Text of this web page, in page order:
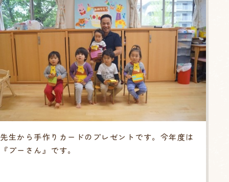
先生から手作りカードのプレゼントです。今年度は
『プーさん』です。